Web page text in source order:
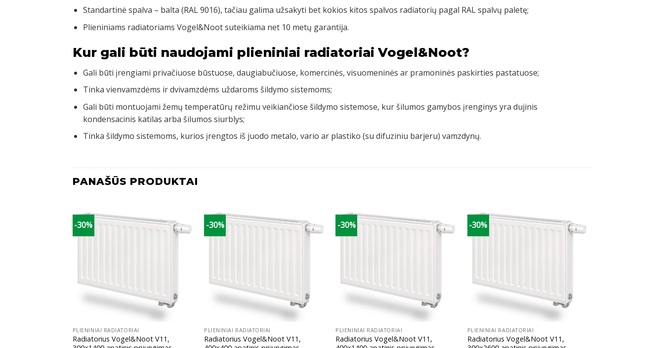
Standartinė spalva – balta (RAL 9016), tačiau galima užsakyti bet kokios kitos spalvos radiatorių pagal RAL spalvų paletę;
Plieniniams radiatoriams Vogel&Noot suteikiama net 10 metų garantija.
Kur gali būti naudojami plieniniai radiatoriai Vogel&Noot?
Gali būti įrengiami privačiuose būstuose, daugiabučiuose, komercinės, visuomeninės ar pramoninės paskirties pastatuose;
Tinka vienvamzdėms ir dvivamzdėms uždaroms šildymo sistemoms;
Gali būti montuojami žemų temperatūrų režimu veikiančiose šildymo sistemose, kur šilumos gamybos įrenginys yra dujinis
kondensacinis katilas arba šilumos siurblys;
Tinka šildymo sistemoms, kurios įrengtos iš juodo metalo, vario ar plastiko (su difuziniu barjeru) vamzdynų.
PANAŠŪS PRODUKTAI
-30%
PLIENINIAI RADIATORIAI
Radiatorius Vogel&Noot V11,
-30%
PLIENINIAI RADIATORIAI
Radiatorius Vogel&Noot V11,
-30%
PLIENINIAI RADIATORIAI
Radiatorius Vogel&Noot V11,
-30%
PLIENINIAI RADIATORIAI
Radiatorius Vogel&Noot V11,